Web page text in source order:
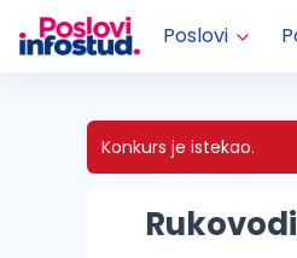
Poslovi
Konkurs je istekao.